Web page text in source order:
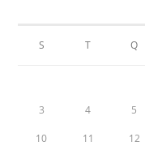
S T Q
3 4 5
10 11 12